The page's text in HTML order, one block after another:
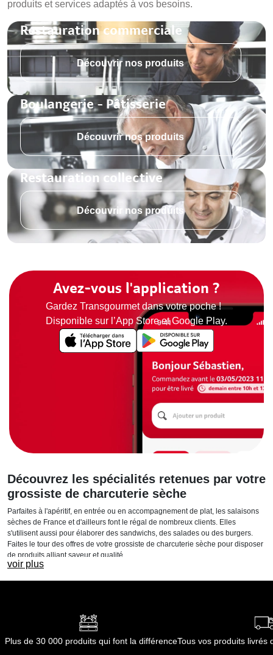
produits et services adaptés à vos besoins.
Restauration commerciale
Découvrir nos produits
Boulangerie - Pâtisserie
Découvrir nos produits
Restauration collective
Découvrir nos produits
Avez-vous l'application ?
Gardez Transgourmet dans votre poche !
Disponible sur l’App Store et Google Play.
Découvrez les spécialités retenues par votre
grossiste de charcuterie sèche
Parfaites à l'apéritif, en entrée ou en accompagnement de plat, les salaisons
sèches de France et d'ailleurs font le régal de nombreux clients. Elles
s'utilisent aussi pour élaborer des sandwichs, des salades ou des burgers.
Faites le tour des offres de votre grossiste de charcuterie sèche pour disposer
de produits alliant saveur et qualité.
La sélection de votre grossiste de
Aussi appelé lard fumé, le bacon fait partie des ingrédients typiques d'un
déjeuner anglais. Il se prête aussi à de nombreuses préparations (burgers,
voir plus
Plus de 30 000 produits qui font la différenceTous vos produits livrés